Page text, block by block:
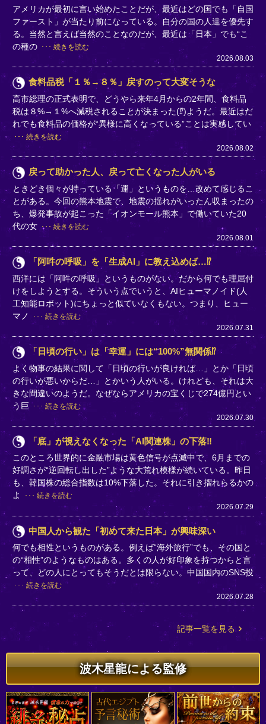
アメリカが最初に言い始めたことだが、最近はどの国でも「自国
ファースト」が当たり前になっている。自分の国の人達を優先す
る。当然と言えば当然のことなのだが、最近は「日本」でも“こ
の種の
続きを読む
2026.08.03
食料品税「１％→８％」戻すのって大変そうな
高市総理の正式表明で、どうやら来年4月からの2年間、食料品
税は８%→１%へ減税されることが決まった(⁉)ようだ。最近はだ
れでも食料品の価格が“異様に高くなっている”ことは実感してい
続きを読む
2026.08.02
戻って助かった人、戻って亡くなった人がいる
ときどき個々が持っている「運」というものを…改めて感じるこ
とがある。今回の熊本地震で、地震の揺れがいったん収まったの
ち、爆発事故が起こった「イオンモール熊本」で働いていた20
代の女
続きを読む
2026.08.01
「阿吽の呼吸」を「生成AI」に教え込めば…⁉
西洋には「阿吽の呼吸」というものがない。だから何でも理屈付
けをしようとする。そういう点でいうと、AIヒューマノイド(人
工知能ロボット)にちょっと似ていなくもない。つまり、ヒュー
マノ
続きを読む
2026.07.31
「日頃の行い」は「幸運」には“100%”無関係⁉
よく物事の結果に関して「日頃の行いが良ければ…」とか「日頃
の行いが悪いからだ…」とかいう人がいる。けれども、それは大
きな間違いのようだ。なぜならアメリカの宝くじで274億円とい
う巨
続きを読む
2026.07.30
「底」が視えなくなった「AI関連株」の下落‼
このところ世界的に金融市場は黄色信号が点滅中で、6月までの
好調さが“逆回転し出した”ような大荒れ模様が続いている。昨日
も、韓国株の総合指数は10%下落した。それに引き摺れらるかの
よ
続きを読む
2026.07.29
中国人から観た「初めて来た日本」が興味深い
何でも相性というものがある。例えば“海外旅行”でも、その国と
の“相性”のようなものはある。多くの人が好印象を持つからと言
って、どの人にとってもそうだとは限らない。中国国内のSNS投
続きを読む
2026.07.28
記事一覧を見る
波木星龍による監修